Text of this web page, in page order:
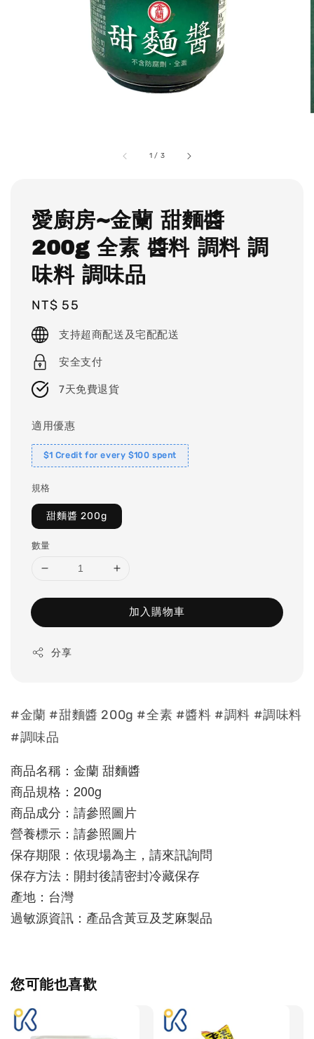
1 / 3
愛廚房~金蘭 甜麵醬
200g 全素 醬料 調料 調
味料 調味品
Regular
price
NT$ 55
支持超商配送及宅配配送
安全支付
7天免費退貨
適用優惠
$1 Credit for every $100 spent
規格
甜麵醬 200g
數量
加入購物車
分享
#金蘭 #甜麵醬 200g #全素 #醬料 #調料 #調味料
#調味品
商品名稱：金蘭 甜麵醬
商品規格：200g
商品成分：請參照圖片
營養標示：請參照圖片
保存期限：依現場為主，請來訊詢問
保存方法：開封後請密封冷藏保存
產地：台灣
過敏源資訊：產品含黃豆及芝麻製品
您可能也喜歡